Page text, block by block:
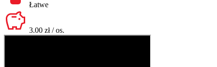
Łatwe
3.00 zł / os.